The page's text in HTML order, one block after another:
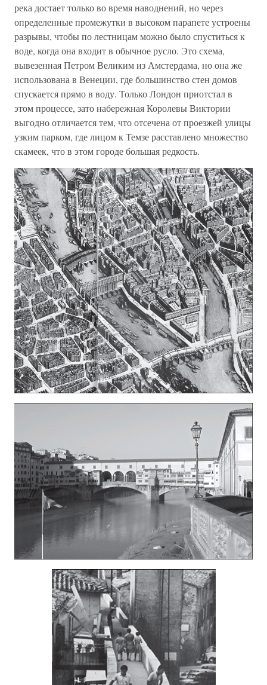
река достает только во время наводнений, но через
определенные промежутки в высоком парапете устроены
разрывы, чтобы по лестницам можно было спуститься к
воде, когда она входит в обычное русло. Это схема,
вывезенная Петром Великим из Амстердама, но она же
использована в Венеции, где большинство стен домов
спускается прямо в воду. Только Лондон приотстал в
этом процессе, зато набережная Королевы Виктории
выгодно отличается тем, что отсечена от проезжей улицы
узким парком, где лицом к Темзе расставлено множество
скамеек, что в этом городе большая редкость.